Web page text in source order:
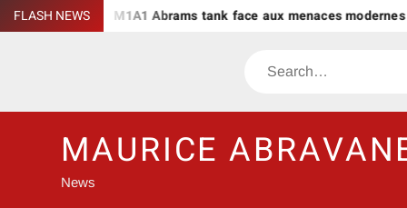
Skip
to
FLASH NEWS M1A1 Abrams tank face aux menaces modernes
Search
MAURICE
News